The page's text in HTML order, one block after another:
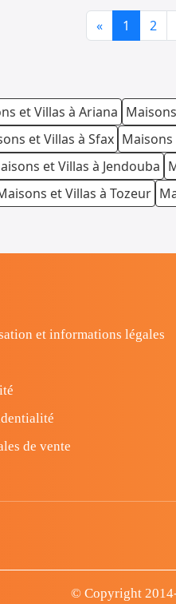
«Previous
1 2
et Villas à Ariana
et Villas à Sfax Maisons
et Villas à Jendouba
et Villas à Tozeur
et informations légales
de vente
© Copyright